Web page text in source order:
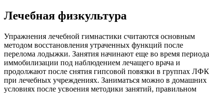
Лечебная физкультура
Упражнения лечебной гимнастики считаются основным
методом восстановления утраченных функций после
перелома лодыжки. Занятия начинают еще во время периода
иммобилизации под наблюдением лечащего врача и
продолжают после снятия гипсовой повязки в группах ЛФК
при лечебных учреждениях. Заниматься можно в домашних
условиях после усвоения методики занятий, правильном